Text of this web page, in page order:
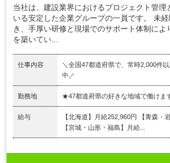
当社は、建設業界におけるプロジェクト管理
いる安定した企業グループの一員です。 未
き、手厚い研修と現場でのサポート体制によ
を築いてい...
仕事内容
＼全国47都道府県で、常時2,000件
中／
勤務地 ★47都道府県の好きな地域で働けま
給与
【北海道】月給252,960円 【青森・
【宮城・山形・福島】月給...